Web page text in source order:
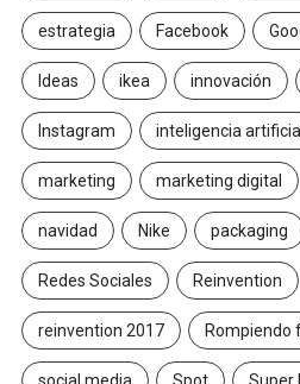
estrategia Facebook
Ideas ikea innovación
Instagram inteligencia artificial
marketing marketing digital
navidad Nike packaging
Redes Sociales Reinvention
reinvention 2017 Rompiendo